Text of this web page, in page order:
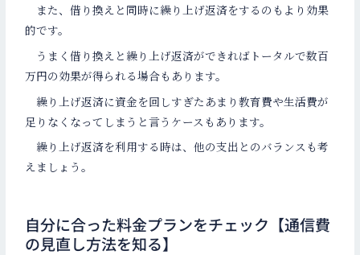
また、借り換えと同時に繰り上げ返済をするのもより効果
的です。
うまく借り換えと繰り上げ返済ができればトータルで数百
万円の効果が得られる場合もあります。
繰り上げ返済に資金を回しすぎたあまり教育費や生活費が
足りなくなってしまうと言うケースもあります。
繰り上げ返済を利用する時は、他の支出とのバランスも考
えましょう。
自分に合った料金プランをチェック【通信費
の見直し方法を知る】